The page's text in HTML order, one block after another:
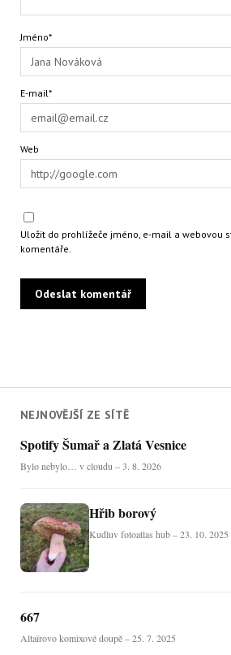
NEJNOVĚJŠÍ ZE SÍTĚ
Spotify Šumař a Zlatá Vesnice
Bylo nebylo… v cloudu – 3. 8. 2026
Hřib borový
Kudluv fotoatlas hub – 23. 10. 2025
667
Altaïrovo komixové doupě – 25. 7. 2025
Jméno*
E-mail*
Web
Uložit do prohlížeče jméno, e-mail a webovou
komentáře.